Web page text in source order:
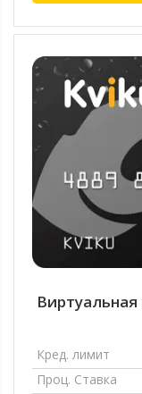
Виртуальная
Кред. лимит
Проц. Ставка